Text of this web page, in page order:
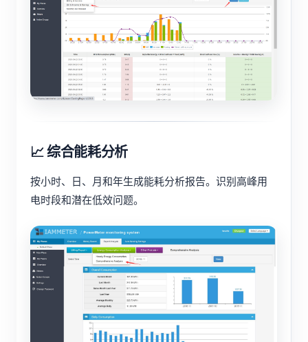
📈 综合能耗分析
按小时、日、月和年生成能耗分析报告。识别高峰用
电时段和潜在低效问题。